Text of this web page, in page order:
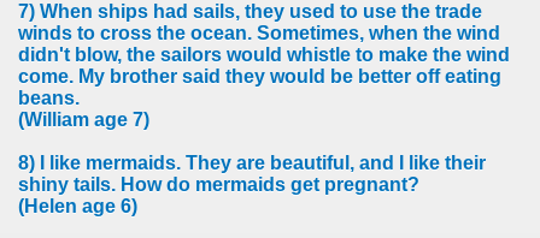
7) When ships had sails, they used to use the trade
winds to cross the ocean. Sometimes, when the wind
didn't blow, the sailors would whistle to make the wind
come. My brother said they would be better off eating
beans.
(William age 7)
8) I like mermaids. They are beautiful, and I like their
shiny tails. How do mermaids get pregnant?
(Helen age 6)